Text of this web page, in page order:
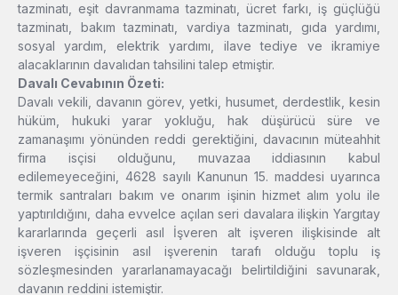
tazminatı, eşit davranmama tazminatı, ücret farkı, iş güçlüğü
tazminatı, bakım tazminatı, vardiya tazminatı, gıda yardımı,
sosyal yardım, elektrik yardımı, ilave tediye ve ikramiye
alacaklarının davalıdan tahsilini talep etmiştir.
Davalı Cevabının Özeti:
Davalı vekili, davanın görev, yetki, husumet, derdestlik, kesin
hüküm, hukuki yarar yokluğu, hak düşürücü süre ve
zamanaşımı yönünden reddi gerektiğini, davacının müteahhit
firma isçisi olduğunu, muvazaa iddiasının kabul
edilemeyeceğini, 4628 sayılı Kanunun 15. maddesi uyarınca
termik santraları bakım ve onarım işinin hizmet alım yolu ile
yaptırıldığını, daha evvelce açılan seri davalara ilişkin Yargıtay
kararlarında geçerli asıl İşveren alt işveren ilişkisinde alt
işveren işçisinin asıl işverenin tarafı olduğu toplu iş
sözleşmesinden yararlanamayacağı belirtildiğini savunarak,
davanın reddini istemiştir.